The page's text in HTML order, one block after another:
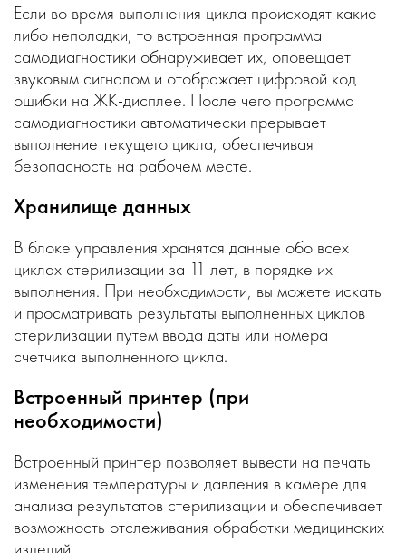
Если во время выполнения цикла происходят какие-
либо неполадки, то встроенная программа
самодиагностики обнаруживает их, оповещает
звуковым сигналом и отображает цифровой код
ошибки на ЖК-дисплее. После чего программа
самодиагностики автоматически прерывает
выполнение текущего цикла, обеспечивая
безопасность на рабочем месте.
Хранилище данных
В блоке управления хранятся данные обо всех
циклах стерилизации за 11 лет, в порядке их
выполнения. При необходимости, вы можете искать
и просматривать результаты выполненных циклов
стерилизации путем ввода даты или номера
счетчика выполненного цикла.
Встроенный принтер (при
необходимости)
Встроенный принтер позволяет вывести на печать
изменения температуры и давления в камере для
анализа результатов стерилизации и обеспечивает
возможность отслеживания обработки медицинских